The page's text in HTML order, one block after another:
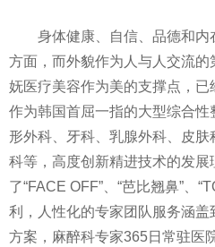
身体健康、自信、品德和
方面，而外貌作为人与人交流
妩医疗美容作为美的支撑点，已
作为韩国首屈一指的大型综合性
形外科、牙科、乳腺外科、皮
科等，高度创新精进技术的发展
了“FACE OFF”、“芭比翘鼻”、
利，人性化的专家团队服务涵盖
方案，麻醉科专家365日常驻医